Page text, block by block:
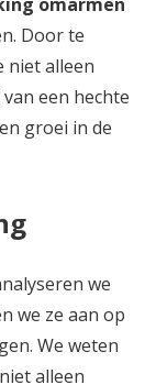
Door te
niet alleen
een hechte
groei in de
we
we ze aan op
We weten
alleen